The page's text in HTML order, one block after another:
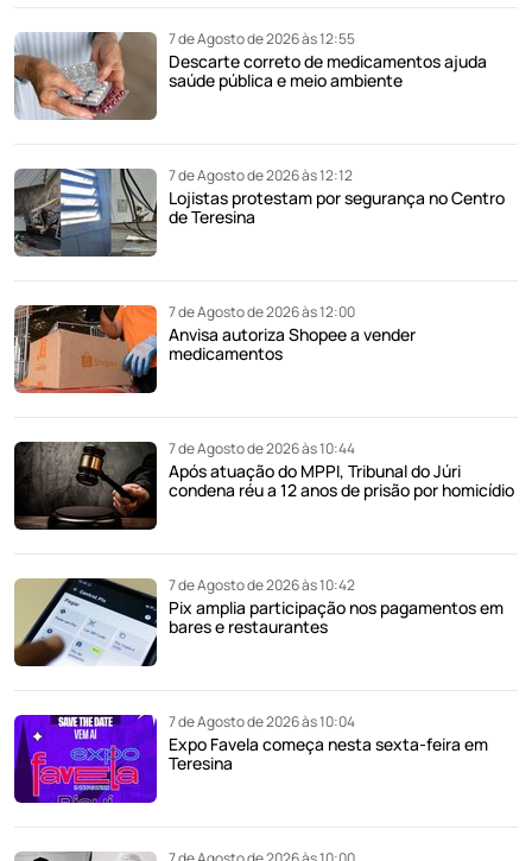
7 de Agosto de 2026 às 12:55
Descarte correto de medicamentos ajuda
saúde pública e meio ambiente
7 de Agosto de 2026 às 12:12
Lojistas protestam por segurança no Centro
de Teresina
7 de Agosto de 2026 às 12:00
Anvisa autoriza Shopee a vender
medicamentos
7 de Agosto de 2026 às 10:44
Após atuação do MPPI, Tribunal do Júri
condena réu a 12 anos de prisão por homicídio
7 de Agosto de 2026 às 10:42
Pix amplia participação nos pagamentos em
bares e restaurantes
7 de Agosto de 2026 às 10:04
Expo Favela começa nesta sexta-feira em
Teresina